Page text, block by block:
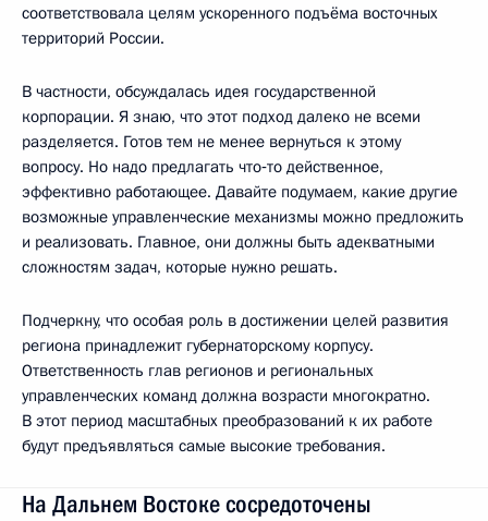
соответствовала целям ускоренного подъёма восточных
территорий России.
В частности, обсуждалась идея государственной
корпорации. Я знаю, что этот подход далеко не всеми
разделяется. Готов тем не менее вернуться к этому
вопросу. Но надо предлагать что‑то действенное,
эффективно работающее. Давайте подумаем, какие другие
возможные управленческие механизмы можно предложить
и реализовать. Главное, они должны быть адекватными
сложностям задач, которые нужно решать.
Подчеркну, что особая роль в достижении целей развития
региона принадлежит губернаторскому корпусу.
Ответственность глав регионов и региональных
управленческих команд должна возрасти многократно.
В этот период масштабных преобразований к их работе
будут предъявляться самые высокие требования.
На Дальнем Востоке сосредоточены